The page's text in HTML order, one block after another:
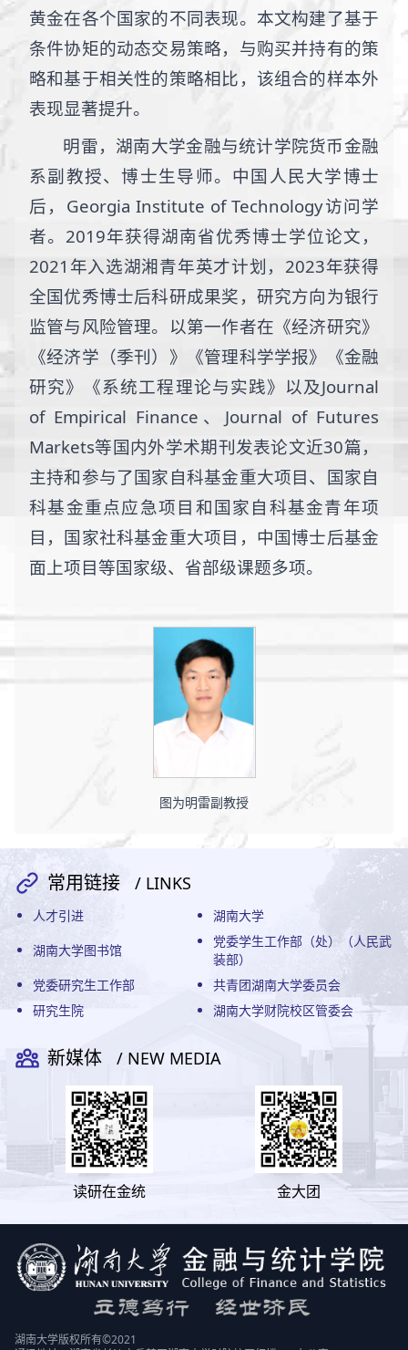
黄金在各个国家的不同表现。本文构建了基于
条件协矩的动态交易策略，与购买并持有的策
略和基于相关性的策略相比，该组合的样本外
表现显著提升。
明雷，湖南大学金融与统计学院货币金融
系副教授、博士生导师。中国人民大学博士
后，Georgia Institute of Technology访问学
者。2019年获得湖南省优秀博士学位论文，
2021年入选湖湘青年英才计划，2023年获得
全国优秀博士后科研成果奖，研究方向为银行
监管与风险管理。以第一作者在《经济研究》
《经济学（季刊）》《管理科学学报》《金融
研究》《系统工程理论与实践》以及Journal
of Empirical Finance、Journal of Futures
Markets等国内外学术期刊发表论文近30篇，
主持和参与了国家自科基金重大项目、国家自
科基金重点应急项目和国家自科基金青年项
目，国家社科基金重大项目，中国博士后基金
面上项目等国家级、省部级课题多项。
图为明雷副教授
常用链接 / LINKS
人才引进
湖南大学
湖南大学图书馆
党委学生工作部（处）（人民武
装部）
党委研究生工作部
共青团湖南大学委员会
研究生院
湖南大学财院校区管委会
新媒体 / NEW MEDIA
读研在金统 金大团
湖南大学版权所有©2021